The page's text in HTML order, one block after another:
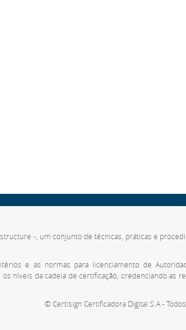
-, um conjunto de técnicas, práticas e
e as normas para licenciamento de
níveis da cadeia de certificação, credenciando as
© Certisign Certificadora Digital S.A -